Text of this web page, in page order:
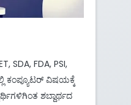
SDA, FDA, PSI,
ಕಂಪ್ಯೂಟರ್ ವಿಷಯಕ್ಕೆ
ಶಬ್ದಾರ್ಥದ